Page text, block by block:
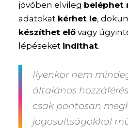
jövőben elvileg beléphet
adatokat kérhet le,
készíthet elő vagy
lépéseket indíthat.
Ilyenkor nem
általános
csak pontosan
jogosultságokkal